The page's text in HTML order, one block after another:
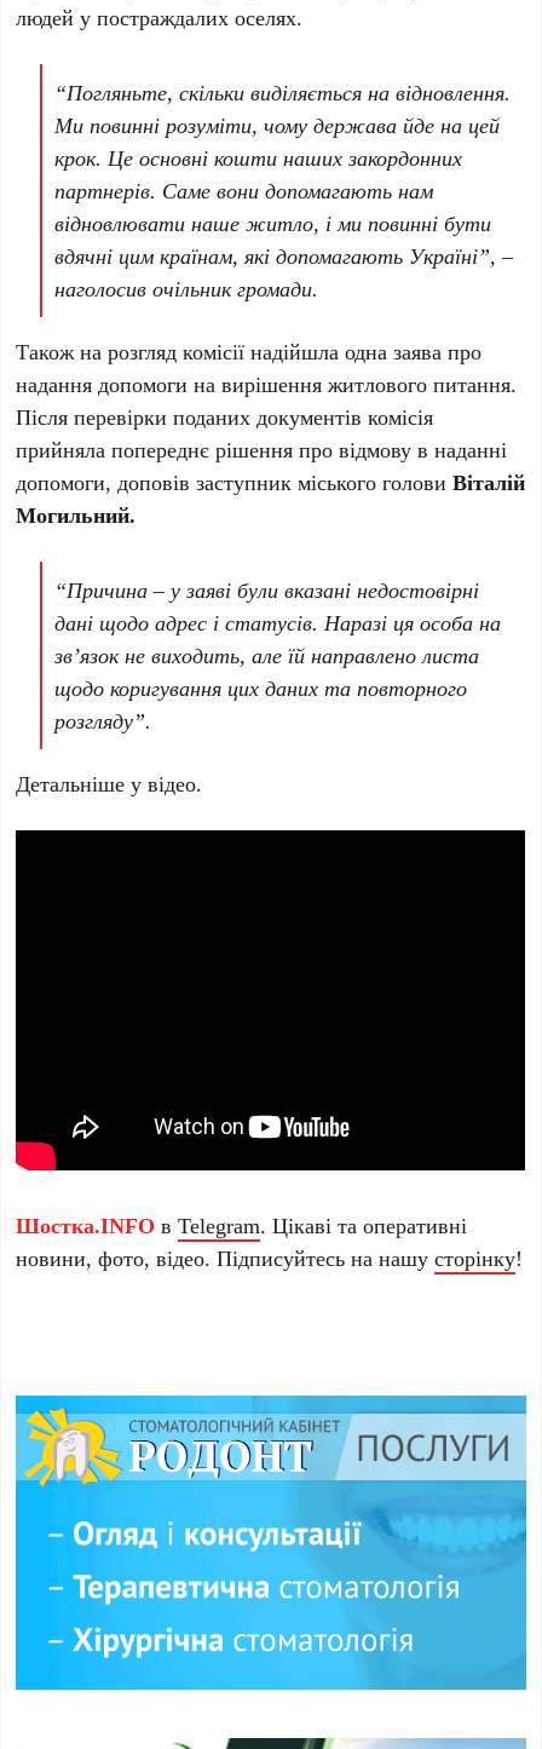
людей у постраждалих оселях.
“Погляньте, скільки виділяється на відновлення.
Ми повинні розуміти, чому держава йде на цей
крок. Це основні кошти наших закордонних
партнерів. Саме вони допомагають нам
відновлювати наше житло, і ми повинні бути
вдячні цим країнам, які допомагають Україні”, –
наголосив очільник громади.
Також на розгляд комісії надійшла одна заява про
надання допомоги на вирішення житлового питання.
Після перевірки поданих документів комісія
прийняла попереднє рішення про відмову в наданні
допомоги, доповів заступник міського голови Віталій
Могильний.
“Причина – у заяві були вказані недостовірні
дані щодо адрес і статусів. Наразі ця особа на
зв’язок не виходить, але їй направлено листа
щодо коригування цих даних та повторного
розгляду”.
Детальніше у відео.
Шостка.INFO вTelegram. Цікаві та оперативні
новини, фото, відео. Підписуйтесь на нашусторінку!